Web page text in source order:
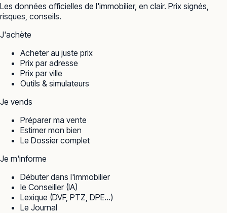
Les données officielles de l'immobilier, en clair. Prix signés,
risques, conseils.
J'achète
Acheter au juste prix
Prix par adresse
Prix par ville
Outils & simulateurs
Je vends
Préparer ma vente
Estimer mon bien
Le Dossier complet
Je m'informe
Débuter dans l'immobilier
le Conseiller (IA)
Lexique (DVF, PTZ, DPE…)
Le Journal